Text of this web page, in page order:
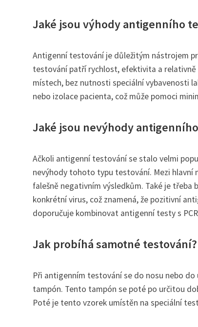
Jaké jsou výhody antigenního
Antigenní testování je důležitým nástrojem
testování patří rychlost, efektivita a
místech, bez nutnosti speciální vybavenosti
nebo izolace pacienta, což může pomoci
Jaké jsou nevýhody
Ačkoli antigenní testování se stalo velmi
nevýhody tohoto typu testování. Mezi hlavní
falešně negativním výsledkům. Také je třeba
konkrétní virus, což znamená, že pozitivní
doporučuje kombinovat antigenní testy s
Jak probíhá samotné testování?
Při antigenním testování se do nosu nebo
tampón. Tento tampón se poté po určitou
Poté je tento vzorek umístěn na speciální